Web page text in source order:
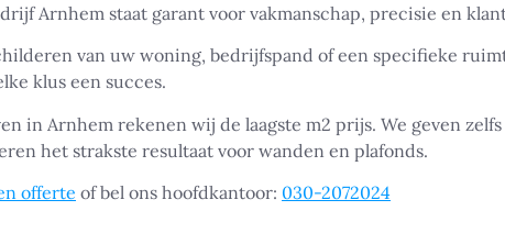
Arnhem staat garant voor vakmanschap, precisie en
van uw woning, bedrijfspand of een specifieke
klus een succes.
in Arnhem rekenen wij de laagste m2 prijs. We geven
het strakste resultaat voor wanden en plafonds.
offerte of bel ons hoofdkantoor: 030-2072024